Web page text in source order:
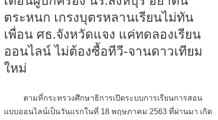
ตระหนก เกรงบุตรหลานเรียนไม่ทัน
เพื่อน ศธ.จังหวัดแจง แค่ทดลองเรียน
ออนไลน์ ไม่ต้องซื้อทีวี-จานดาวเทียม
ใหม่
ตามที่กระทรวงศึกษาธิการเปิดระบบการเรียนการสอน
แบบออนไลน์เป็นวันแรกในที่ 18 พฤษภาคม 2563 ที่ผ่านมา เกิด